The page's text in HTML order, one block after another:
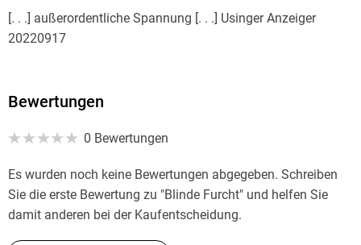
Helga Augustin hat in Frankfurt am Main
University of New York und schloss ihr Studium mit einem
Magister in Liberal Studies mit dem Schwerpunkt
Translations ab. Die Übersetzerin lebt in Frankfurt am Main.
[. . .] außerordentliche Spannung [. . .] Usinger Anzeiger
20220917
Bewertungen
0 Bewertungen
Es wurden noch keine Bewertungen abgegeben. Schreiben
Sie die erste Bewertung zu "Blinde Furcht" und helfen Sie
damit anderen bei der Kaufentscheidung.